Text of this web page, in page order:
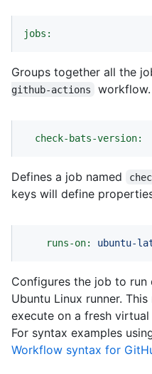
jobs:
Groups together all the
github-actions
workflow.
check-bats-version:
Defines a job named
keys will define
runs-on: ubuntu-
Configures the job to
Ubuntu Linux runner.
execute on a fresh
For syntax examples
Workflow syntax for